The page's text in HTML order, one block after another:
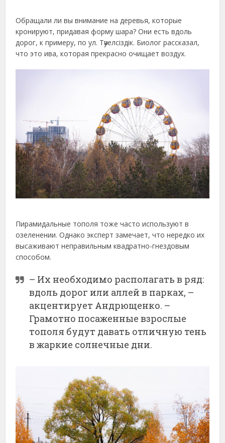
Обращали ли вы внимание на деревья, которые
кронируют, придавая форму шара? Они есть вдоль
дорог, к примеру, по ул. Тәуелсіздік. Биолог рассказал,
что это ива, которая прекрасно очищает воздух.
Пирамидальные тополя тоже часто используют в
озеленении. Однако эксперт замечает, что нередко их
высаживают неправильным квадратно-гнездовым
способом.
– Их необходимо располагать в ряд:
вдоль дорог или аллей в парках, –
акцентирует Андрющенко. –
Грамотно посаженные взрослые
тополя будут давать отличную тень
в жаркие солнечные дни.